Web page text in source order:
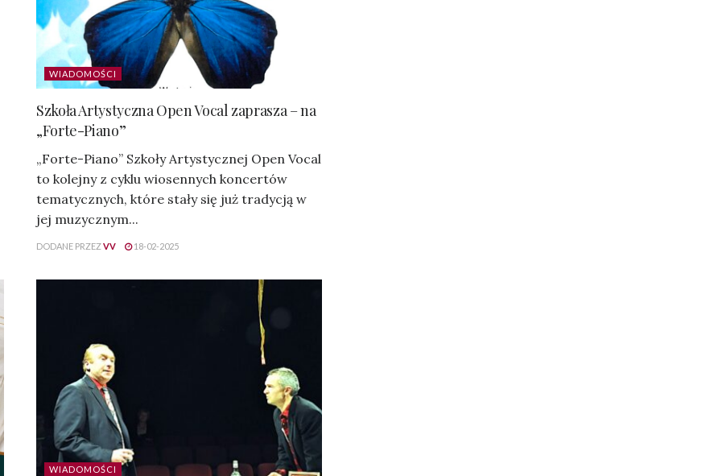
WIADOMOŚCI
Szkoła Artystyczna Open Vocal zaprasza – na
„Forte-Piano”
„Forte-Piano” Szkoły Artystycznej Open Vocal
to kolejny z cyklu wiosennych koncertów
tematycznych, które stały się już tradycją w
jej muzycznym...
DODANE PRZEZVV 18-02-2025
WIADOMOŚCI